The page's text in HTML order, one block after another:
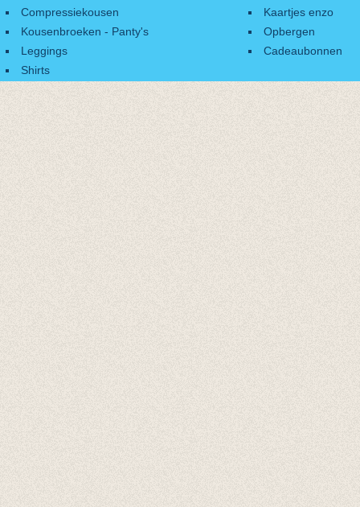
Compressiekousen
Kousenbroeken - Panty's
Leggings
Shirts
Kaartjes enzo
Opbergen
Cadeaubonnen